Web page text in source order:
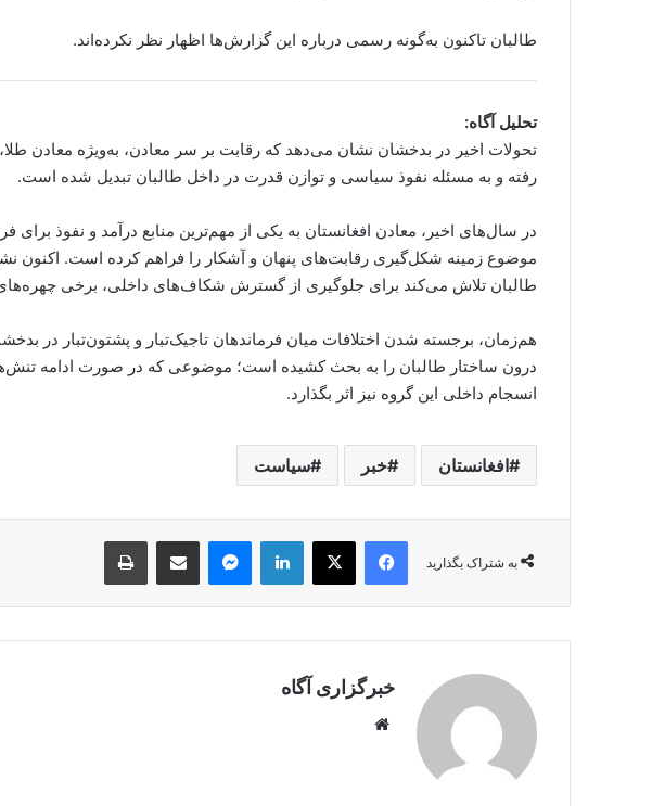
طالبان تاکنون به‌گونه رسمی درباره این گزارش‌ها اظهار نظر نکرده‌اند.
تحلیل آگاه:
تحولات اخیر در بدخشان نشان می‌دهد که رقابت بر سر معادن، به‌ویژه معادن
رفته و به مسئله نفوذ سیاسی و توازن قدرت در داخل طالبان تبدیل شده است.
در سال‌های اخیر، معادن افغانستان به یکی از مهم‌ترین منابع درآمد و نفوذ
موضوع زمینه شکل‌گیری رقابت‌های پنهان و آشکار را فراهم کرده است. اکنون
طالبان تلاش می‌کند برای جلوگیری از گسترش شکاف‌های داخلی، برخی چهره‌های
هم‌زمان، برجسته شدن اختلافات میان فرماندهان تاجیک‌تبار و پشتون‌تبار در
درون ساختار طالبان را به بحث کشیده است؛ موضوعی که در صورت ادامه تنش‌ها
انسجام داخلی این گروه نیز اثر بگذارد.
افغانستان خبر سیاست
به شتراک بگذارید
Facebook
X
LinkedIn
Messenger
از طریق ایمیل به اشتراک بگذارید پرینت
خبرگزاری آگاه